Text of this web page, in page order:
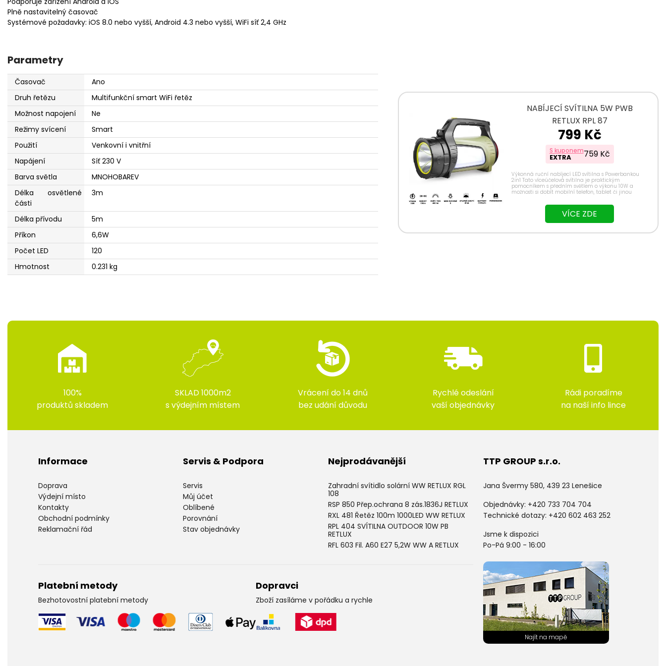
Plně nastavitelný časovač
Systémové požadavky: iOS 8.0 nebo vyšší, Android 4.3 nebo vyšší, WiFi síť 2,4 GHz
Parametry
Časovač
Ano
Druh řetězu
Multifunkční smart WiFi řetěz
Možnost napojení
Ne
Režimy svícení
Smart
Použití
Venkovní i vnitřní
Napájení
Síť 230 V
Barva světla
MNOHOBAREV
Délka osvětlené
části
3m
Délka přívodu
5m
Příkon
6,6W
Počet LED
120
Hmotnost
0.231 kg
NABÍJECÍ SVÍTILNA 5W PWB
RETLUX RPL 87
799 Kč
S kuponem
EXTRA 759 Kč
Výkonná ruční nabíjecí LED svítilna s Powerbankou
2in1 Tato víceúčelová svítilna je praktickým
pomocníkem s předním světlem o výkonu 10W a
možnosti si dobít mobilní telefon, tablet či jinou
elektroniku díky funkcí Powerbanky. Svítilna také...
VÍCE ZDE
100%
produktů skladem
SKLAD 1000m2
s výdejním místem
Vrácení do 14 dnů
bez udání důvodu
Rychlé odeslání
vaší objednávky
Rádi poradíme
na naší info lince
Informace
Doprava
Výdejní místo
Kontakty
Obchodní podmínky
Reklamační řád
Servis & Podpora
Servis
Můj účet
Oblíbené
Porovnání
Stav objednávky
Nejprodávanější
Zahradní svítidlo solární WW RETLUX RGL
108
RSP 850 Přep.ochrana 8 zás.1836J RETLUX
RXL 481 Řetěz 100m 1000LED WW RETLUX
RPL 404 SVÍTILNA OUTDOOR 10W PB
RETLUX
RFL 603 Fil. A60 E27 5,2W WW A RETLUX
Platební metody
Bezhotovostní platební metody
Dopravci
Zboží zasíláme v pořádku a rychle
TTP GROUP s.r.o.
Jana Švermy 580, 439 23 Lenešice
Objednávky: +420 733 704 704
Technické dotazy: +420 602 463 252
Jsme k dispozici
Po-Pá 9:00 - 16:00